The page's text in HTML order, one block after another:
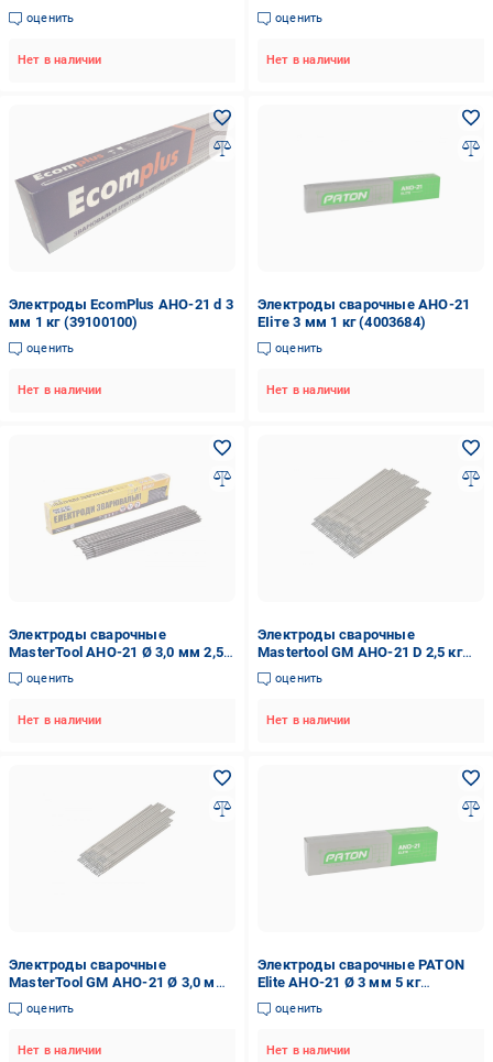
оценить
Нет в наличии
для точечной сварки 450 мм 4
мм 5 кг (20045)
оценить
Нет в наличии
Электроды EcomPlus АНО-21 d 3
мм 1 кг (39100100)
оценить
Нет в наличии
Электроды сварочные АНО-21
ЕІіте 3 мм 1 кг (4003684)
оценить
Нет в наличии
Электроды сварочные
MasterTool АНО-21 Ø 3,0 мм 2,5
кг (81-5532)
оценить
Нет в наличии
Электроды сварочные
Mastertool GM АНО-21 D 2,5 кг
4,0 мм (13505)
оценить
Нет в наличии
Электроды сварочные
MasterTool GM АНО-21 Ø 3,0 мм
1 кг (81-5531)
оценить
Нет в наличии
Электроды сварочные PATON
Elite АНО-21 Ø 3 мм 5 кг
(25309128)
оценить
Нет в наличии